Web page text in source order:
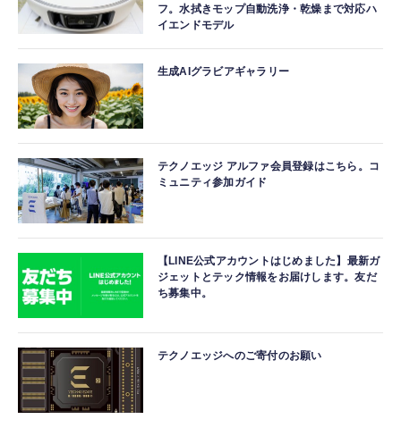
フ。水拭きモップ自動洗浄・乾燥まで対応ハ
イエンドモデル
生成AIグラビアギャラリー
テクノエッジ アルファ会員登録はこちら。コ
ミュニティ参加ガイド
【LINE公式アカウントはじめました】最新ガ
ジェットとテック情報をお届けします。友だ
ち募集中。
テクノエッジへのご寄付のお願い